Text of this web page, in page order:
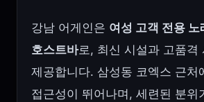
강남 어게인은 여성 고객 전용 노
호스트바로, 최신 시설과 고품격
제공합니다. 삼성동 코엑스 근처
접근성이 뛰어나며, 세련된 분위